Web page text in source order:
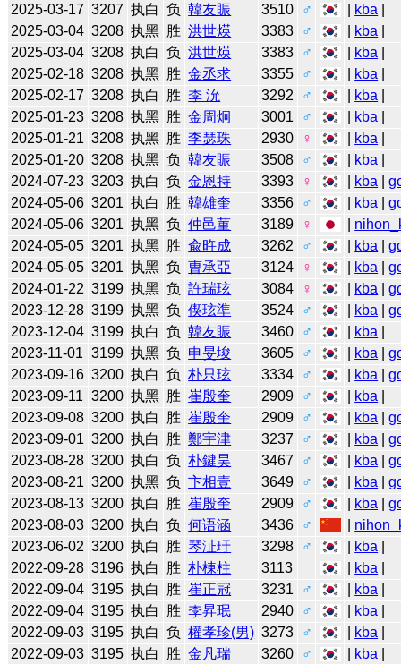
2025-03-17 3207 执白 负 韓友賑 3510 ♂ kba
2025-03-04 3208 执黑 胜 洪世煐 3383 ♂ kba
2025-03-04 3208 执白 负 洪世煐 3383 ♂ kba
2025-02-18 3208 执黑 胜 金丞求 3355 ♂ kba
2025-02-17 3208 执白 胜 李 沇 3292 ♂ kba
2025-01-23 3208 执黑 胜 金周炯 3001 ♂ kba
2025-01-21 3208 执黑 胜 李瑟珠 2930 ♀ kba
2025-01-20 3208 执黑 负 韓友賑 3508 ♂ kba
2024-07-23 3203 执白 负 金恩持 3393 ♀ kba |
2024-05-06 3201 执白 胜 韓雄奎 3356 ♂ kba |
2024-05-06 3201 执黑 负 仲邑菫 3189 ♀
2024-05-05 3201 执黑 胜 兪旿成 3262 ♂ kba |
2024-05-05 3201 执黑 负 曺承亞 3124 ♀ kba |
2024-01-22 3199 执黑 负 許瑞玹 3084 ♀ kba |
2023-12-28 3199 执黑 负 偰玹準 3524 ♂ kba |
2023-12-04 3199 执白 负 韓友賑 3460 ♂ kba
2023-11-01 3199 执黑 负 申旻埈 3605 ♂ kba |
2023-09-16 3200 执白 负 朴只玹 3334 ♂ kba |
2023-09-11 3200 执黑 胜 崔殷奎 2909 ♂ kba
2023-09-08 3200 执白 胜 崔殷奎 2909 ♂ kba |
2023-09-01 3200 执白 胜 鄭宇津 3237 ♂ kba |
2023-08-28 3200 执白 负 朴鍵昊 3467 ♂ kba |
2023-08-21 3200 执黑 负 卞相壹 3649 ♂ kba |
2023-08-13 3200 执白 胜 崔殷奎 2909 ♂ kba |
2023-08-03 3200 执白 负 何语涵 3436 ♂
2023-06-02 3200 执白 胜 琴沚玗 3298 ♂ kba
2022-09-28 3196 执白 胜 朴棟柱 3113 kba
2022-09-04 3195 执白 胜 崔正冠 3231 ♂ kba
2022-09-04 3195 执白 胜 李昇珉 2940 ♂ kba
2022-09-03 3195 执白 负 權孝珍(男) 3273 ♂ kba
2022-09-03 3195 执白 胜 金凡瑞 3260 ♂ kba